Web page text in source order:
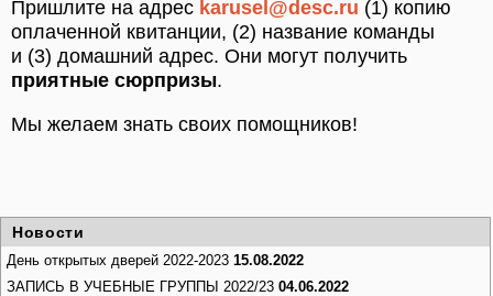
Пришлите на адрес karusel@desc.ru (1) копию
оплаченной квитанции, (2) название команды
и (3) домашний адрес. Они могут получить
приятные сюрпризы.
Мы желаем знать своих помощников!
Новости
День открытых дверей 2022-2023 15.08.2022
ЗАПИСЬ В УЧЕБНЫЕ ГРУППЫ 2022/23 04.06.2022